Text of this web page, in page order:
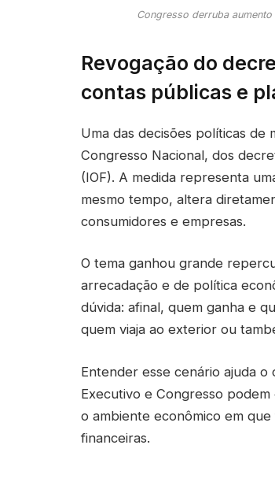
Congresso derruba
Revogação do
contas públicas e
Uma das decisões políticas de
Congresso Nacional, dos
(IOF). A medida representa
mesmo tempo, altera
consumidores e empresas.
O tema ganhou grande
arrecadação e de política
dúvida: afinal, quem ganha e
quem viaja ao exterior ou
Entender esse cenário ajuda
Executivo e Congresso
o ambiente econômico em
financeiras.